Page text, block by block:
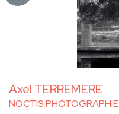
Axel TERREMERE
NOCTIS PHOTOGRAPHIE